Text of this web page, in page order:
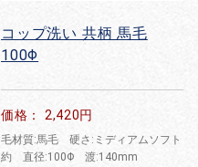
コップ洗い 共柄 馬毛
100Φ
価格： 2,420円
毛材質:馬毛 硬さ:ミディアムソフト
約 直径:100Φ 渡:140mm